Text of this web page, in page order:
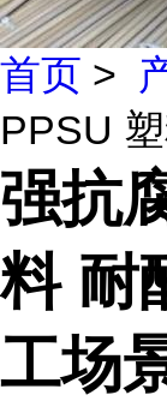
首页 >
PPSU
强抗
料 耐
工场